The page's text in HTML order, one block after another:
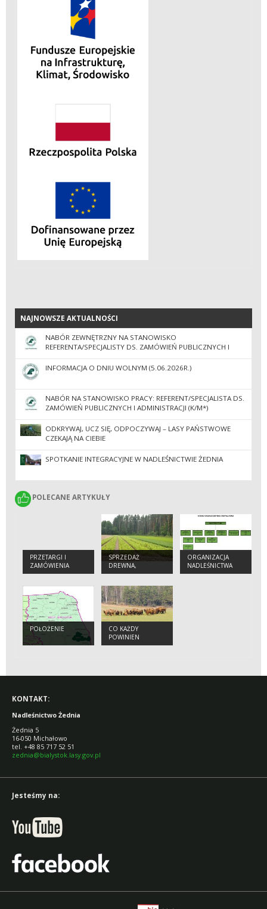
NAJNOWSZE AKTUALNOŚCI
NAJNOWSZE AKTUALNOŚCI
NABÓR ZEWNĘTRZNY NA STANOWISKO
REFERENTA/SPECJALISTY DS. ZAMÓWIEŃ PUBLICZNYCH I
ADMINISTRACJI
INFORMACJA O DNIU WOLNYM (5.06.2026R.)
NABÓR NA STANOWISKO PRACY: REFERENT/SPECJALISTA DS.
ZAMÓWIEŃ PUBLICZNYCH I ADMINISTRACJI (K/M*)
ODKRYWAJ, UCZ SIĘ, ODPOCZYWAJ – LASY PAŃSTWOWE
CZEKAJĄ NA CIEBIE
SPOTKANIE INTEGRACYJNE W NADLEŚNICTWIE ŻEDNIA
POLECANE ARTYKUŁY
POLECANE ARTYKUŁY
PRZETARGI I
ZAMÓWIENIA
SPRZEDAŻ
DREWNA,
CHOINEK I
ORGANIZACJA
NADLEŚNICTWA
POŁOŻENIE
CO KAŻDY
POWINIEN
WIEDZIEĆ O
KONTAKT:
Nadleśnictwo Żednia
Żednia 5
16-050 Michałowo
tel. +48 85 717 52 51
zednia@bialystok.lasy.gov.pl
Jesteśmy na: